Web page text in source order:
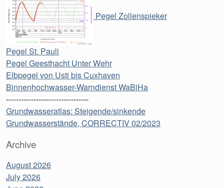
Pegel Zollenspieker
Pegel St. Pauli
Pegel Geesthacht Unter Wehr
Elbpegel von Usti bis Cuxhaven
Binnenhochwasser-Warndienst WaBiHa
---------------------------------
Grundwasseratlas: Steigende/sinkende
Grundwasserstände, CORRECTIV 02/2023
Archive
August 2026
July 2026